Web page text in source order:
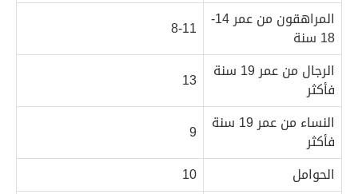
المراهقون من عمر 14-
18 سنة
8-11
الرجال من عمر 19 سنة
فأكثر
13
النساء من عمر 19 سنة
فأكثر
9
الحوامل
10